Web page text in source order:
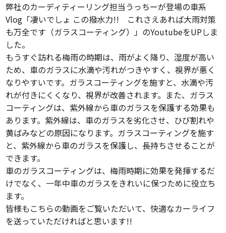
弊社のカーディティーリング担当うっちーが登場の車系
Vlog「凄いでしょ この撥水力!! これさえあれば大雨対策
も万全です（ガラスコーティング）」のYoutubeをUPしま
した。
もうすぐ訪れる梅雨の時期は、雨がよく降り、湿度が高い
ため、車のガラスに水滴や汚れがつきやすく、視界が悪く
なりやすいです。ガラスコーティングを施すと、水滴や汚
れが付きにくくなり、視界が改善されます。また、ガラス
コーティングは、紫外線から車のガラスを保護する効果も
あります。紫外線は、車のガラスを劣化させ、ひび割れや
黄ばみなどの原因になります。ガラスコーティングを施す
と、紫外線から車のガラスを保護し、長持ちさせることが
できます。
車のガラスコーティングは、梅雨時期に効果を発揮するだ
けでなく、一年中車のガラスをきれいに保つために役立ち
ます。
皆様もこちらの動画をご覧いただいて、快適なカーライフ
を送っていただければと思います!!